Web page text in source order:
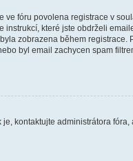
fóru povolena registrace v
které jste obdrželi
zobrazena během registrace.
byl email zachycen spam
kontaktujte administrátora